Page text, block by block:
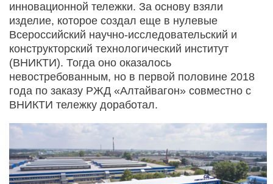
инновационной тележки. За основу взяли
изделие, которое создал еще в нулевые
Всероссийский научно-исследовательский и
конструкторский технологический институт
(ВНИКТИ). Тогда оно оказалось
невостребованным, но в первой половине 2018
года по заказу РЖД «Алтайвагон» совместно с
ВНИКТИ тележку доработал.